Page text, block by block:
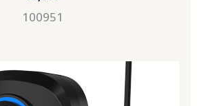
100951